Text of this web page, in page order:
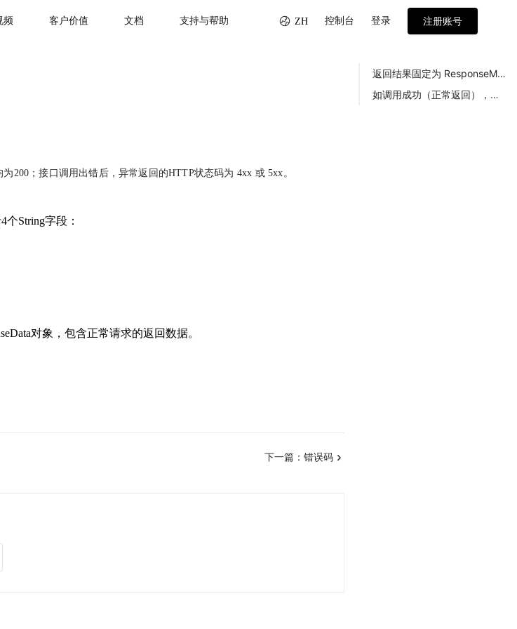
频 客户价值 文档 支持与帮助 ZH 控制台 登录 注册账号
200；接口调用出错后，异常返回的HTTP状态码为 4xx 或 5xx。
个String字段：
对象，包含正常请求的返回数据。
返回结果固定为 ResponseMeta对象，包括4个String字段：
如调用成功（正常返回），则返回ResponseData对象，包含正常请求的返回数据。
下一篇： 错误码